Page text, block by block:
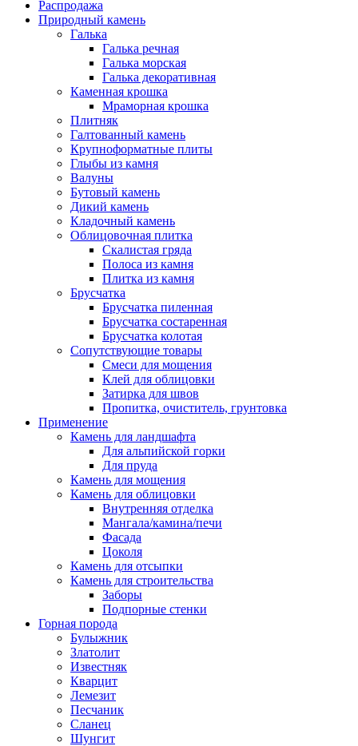
Распродажа
Природный камень
Галька
Галька речная
Галька морская
Галька декоративная
Каменная крошка
Мраморная крошка
Плитняк
Галтованный камень
Крупноформатные плиты
Глыбы из камня
Валуны
Бутовый камень
Дикий камень
Кладочный камень
Облицовочная плитка
Скалистая гряда
Полоса из камня
Плитка из камня
Брусчатка
Брусчатка пиленная
Брусчатка состаренная
Брусчатка колотая
Сопутствующие товары
Смеси для мощения
Клей для облицовки
Затирка для швов
Пропитка, очиститель, грунтовка
Применение
Камень для ландшафта
Для альпийской горки
Для пруда
Камень для мощения
Камень для облицовки
Внутренняя отделка
Мангала/камина/печи
Фасада
Цоколя
Камень для отсыпки
Камень для строительства
Заборы
Подпорные стенки
Горная порода
Булыжник
Златолит
Известняк
Кварцит
Лемезит
Песчаник
Сланец
Шунгит